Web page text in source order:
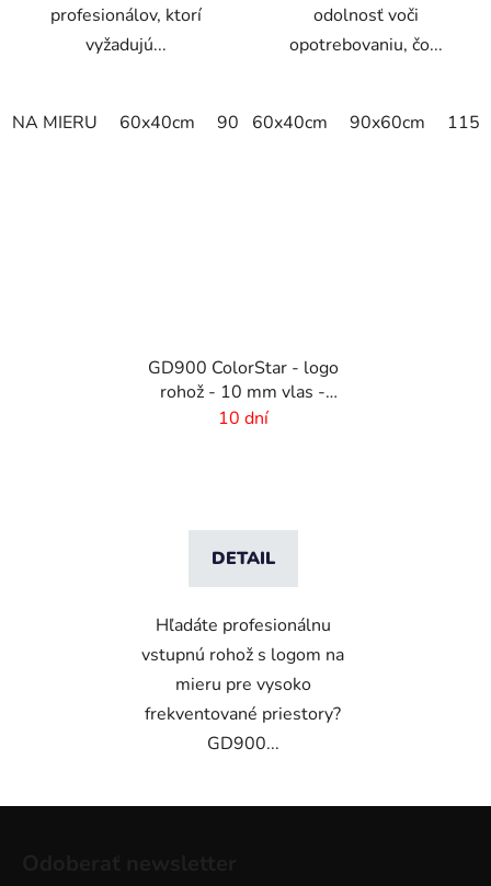
profesionálov, ktorí
vyžadujú...
NA MIERU 60x40cm 90x60cm 60cm x 80cm
odolnosť voči
opotrebovaniu, čo...
60x40cm 90x60cm
GD900 ColorStar - logo
rohož - 10 mm vlas -
rozmer na mieru
10 dní
DETAIL
Hľadáte profesionálnu
vstupnú rohož s logom na
mieru pre vysoko
frekventované priestory?
GD900...